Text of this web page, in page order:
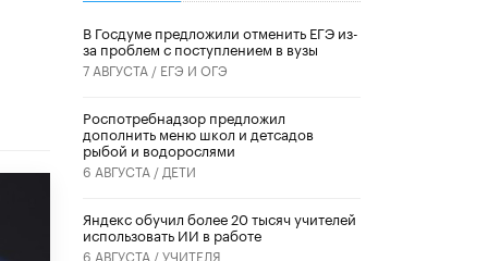
В Госдуме предложили отменить ЕГЭ из-
за проблем с поступлением в вузы
7 АВГУСТА / ЕГЭ И ОГЭ
Роспотребнадзор предложил
дополнить меню школ и детсадов
рыбой и водорослями
6 АВГУСТА / ДЕТИ
​Яндекс обучил более 20 тысяч учителей
использовать ИИ в работе
6 АВГУСТА /УЧИТЕЛЯ